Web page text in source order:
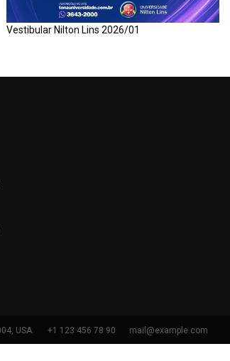
Vestibular Nilton Lins 2026/01
USA. +1 123 456 78 90 mail@example.com